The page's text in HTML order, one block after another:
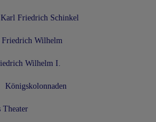
Karl Friedrich Schinkel
Wilhelm
Wilhelm I.
Königskolonnaden
Theater